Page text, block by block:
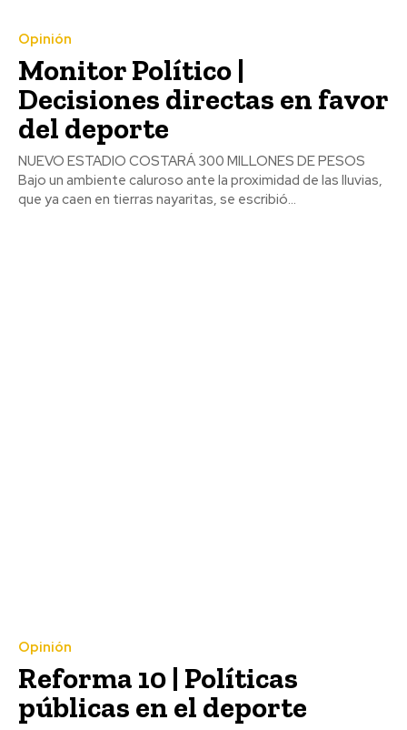
Opinión
Monitor Político |
Decisiones directas en favor
del deporte
NUEVO ESTADIO COSTARÁ 300 MILLONES DE PESOS
Bajo un ambiente caluroso ante la proximidad de las lluvias,
que ya caen en tierras nayaritas, se escribió...
Opinión
Reforma 10 | Políticas
públicas en el deporte